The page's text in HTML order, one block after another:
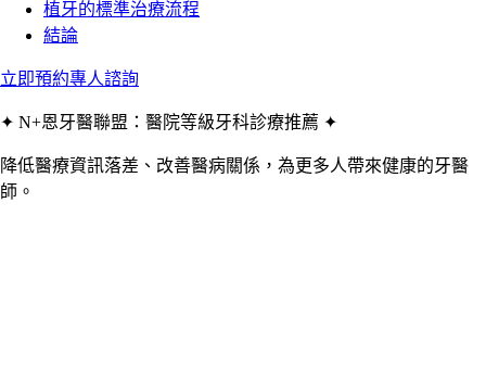
植牙的標準治療流程
結論
立即預約專人諮詢
✦ N+恩牙醫聯盟：醫院等級牙科診療推薦 ✦
降低醫療資訊落差、改善醫病關係，為更多人帶來健康的牙醫
師。